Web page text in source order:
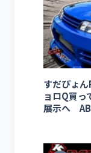
すだぴょ
ョロQ買っ
展示へ